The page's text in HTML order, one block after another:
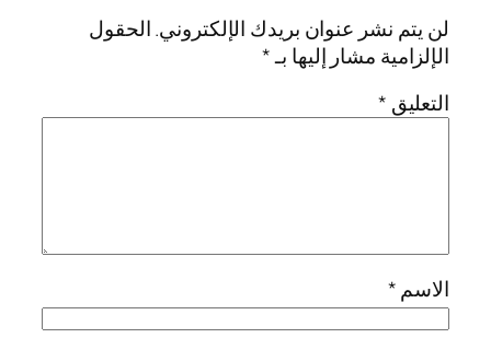
لن يتم نشر عنوان بريدك الإلكتروني.الحقول
الإلزامية مشار إليها بـ*
التعليق *
الاسم*